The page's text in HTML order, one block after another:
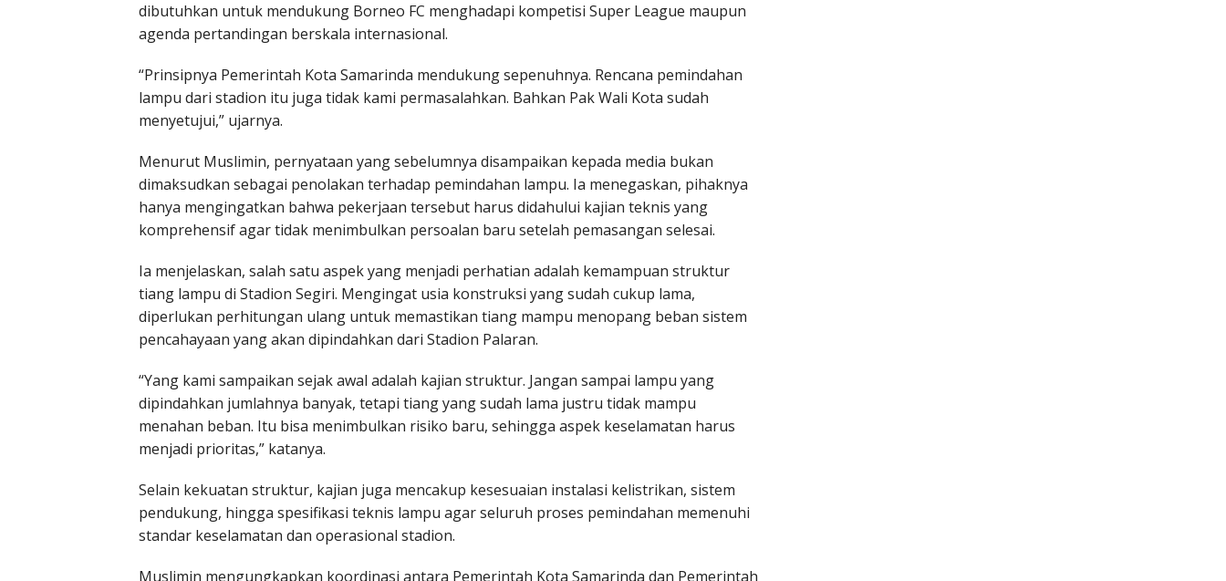
dibutuhkan untuk mendukung Borneo FC menghadapi kompetisi Super League maupun
agenda pertandingan berskala internasional.
“Prinsipnya Pemerintah Kota Samarinda mendukung sepenuhnya. Rencana pemindahan
lampu dari stadion itu juga tidak kami permasalahkan. Bahkan Pak Wali Kota sudah
menyetujui,” ujarnya.
Menurut Muslimin, pernyataan yang sebelumnya disampaikan kepada media bukan
dimaksudkan sebagai penolakan terhadap pemindahan lampu. Ia menegaskan, pihaknya
hanya mengingatkan bahwa pekerjaan tersebut harus didahului kajian teknis yang
komprehensif agar tidak menimbulkan persoalan baru setelah pemasangan selesai.
Ia menjelaskan, salah satu aspek yang menjadi perhatian adalah kemampuan struktur
tiang lampu di Stadion Segiri. Mengingat usia konstruksi yang sudah cukup lama,
diperlukan perhitungan ulang untuk memastikan tiang mampu menopang beban sistem
pencahayaan yang akan dipindahkan dari Stadion Palaran.
“Yang kami sampaikan sejak awal adalah kajian struktur. Jangan sampai lampu yang
dipindahkan jumlahnya banyak, tetapi tiang yang sudah lama justru tidak mampu
menahan beban. Itu bisa menimbulkan risiko baru, sehingga aspek keselamatan harus
menjadi prioritas,” katanya.
Selain kekuatan struktur, kajian juga mencakup kesesuaian instalasi kelistrikan, sistem
pendukung, hingga spesifikasi teknis lampu agar seluruh proses pemindahan memenuhi
standar keselamatan dan operasional stadion.
Muslimin mengungkapkan koordinasi antara Pemerintah Kota Samarinda dan Pemerintah